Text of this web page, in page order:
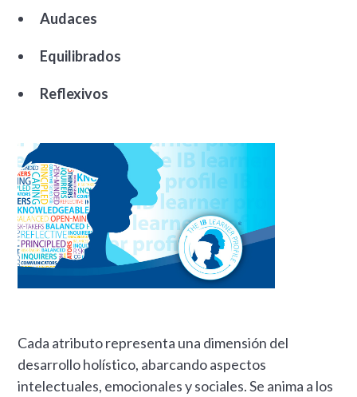
Audaces
Equilibrados
Reflexivos
Cada atributo representa una dimensión del
desarrollo holístico, abarcando aspectos
intelectuales, emocionales y sociales. Se anima a los